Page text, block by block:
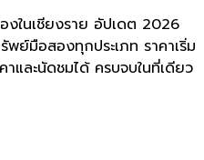
งในเชียงราย อัปเดต 2026
ย์มือสองทุกประเภท ราคาเริ่ม
และนัดชมได้ ครบจบในที่เดียว